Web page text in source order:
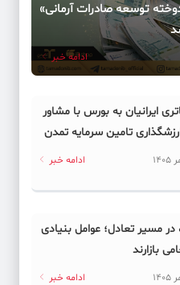
«اندوخته توسعه صادرات آرمانی»
ادامه خبر
ایرانیان به بورس با مشاور
تامین سرمایه تمدن
ادامه خبر
در مسیر تعادل؛ عوامل بنیادی
بازارند
ادامه خبر